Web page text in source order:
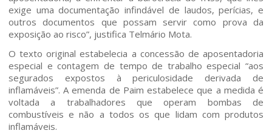
Quem somos
Áreas de Atuação
Profissionais
Publicações
exige uma documentação infindável de laudos, perícias, e
outros documentos que possam servir como prova da
exposição ao risco”, justifica Telmário Mota.
O texto original estabelecia a concessão de aposentadoria
especial e contagem de tempo de trabalho especial “aos
segurados expostos à periculosidade derivada de
inflamáveis”. A emenda de Paim estabelece que a medida é
voltada a trabalhadores que operam bombas de
combustíveis e não a todos os que lidam com produtos
inflamáveis.